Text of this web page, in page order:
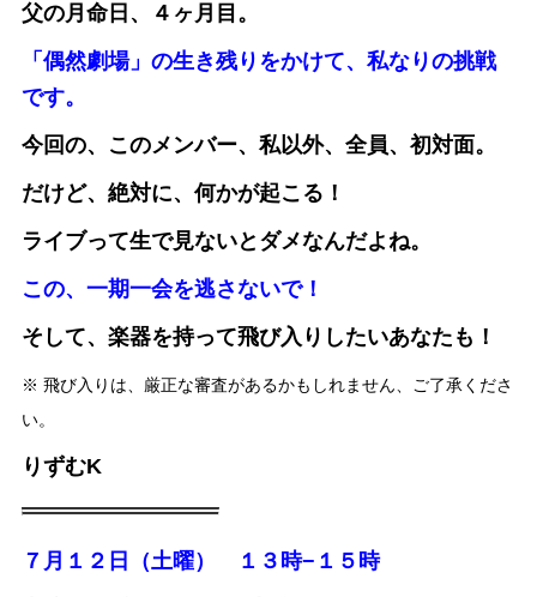
父の月命日、４ヶ月目。
「偶然劇場」の生き残りをかけて、私なりの挑戦
です。
今回の、このメンバー、私以外、全員、初対面。
だけど、絶対に、何かが起こる！
ライブって生で見ないとダメなんだよね。
この、一期一会を逃さないで！
そして、楽器を持って飛び入りしたいあなたも！
※ 飛び入りは、厳正な審査があるかもしれません、ご了承くださ
い。
りずむK
７月１２日（土曜）
１３時−１５時